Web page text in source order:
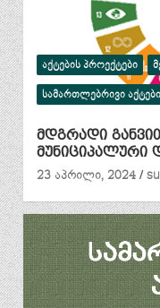
ᲐᲥᲢᲔᲑᲘᲡ ᲞᲠᲝᲔᲥᲢᲔᲑᲘ
ᲡᲐᲛᲐᲠᲗᲚᲔᲑᲠᲘᲕᲘ ᲐᲥᲢᲔᲑᲘ
მდგრადი
მუნიციპალური
23 აპრილი, 2024